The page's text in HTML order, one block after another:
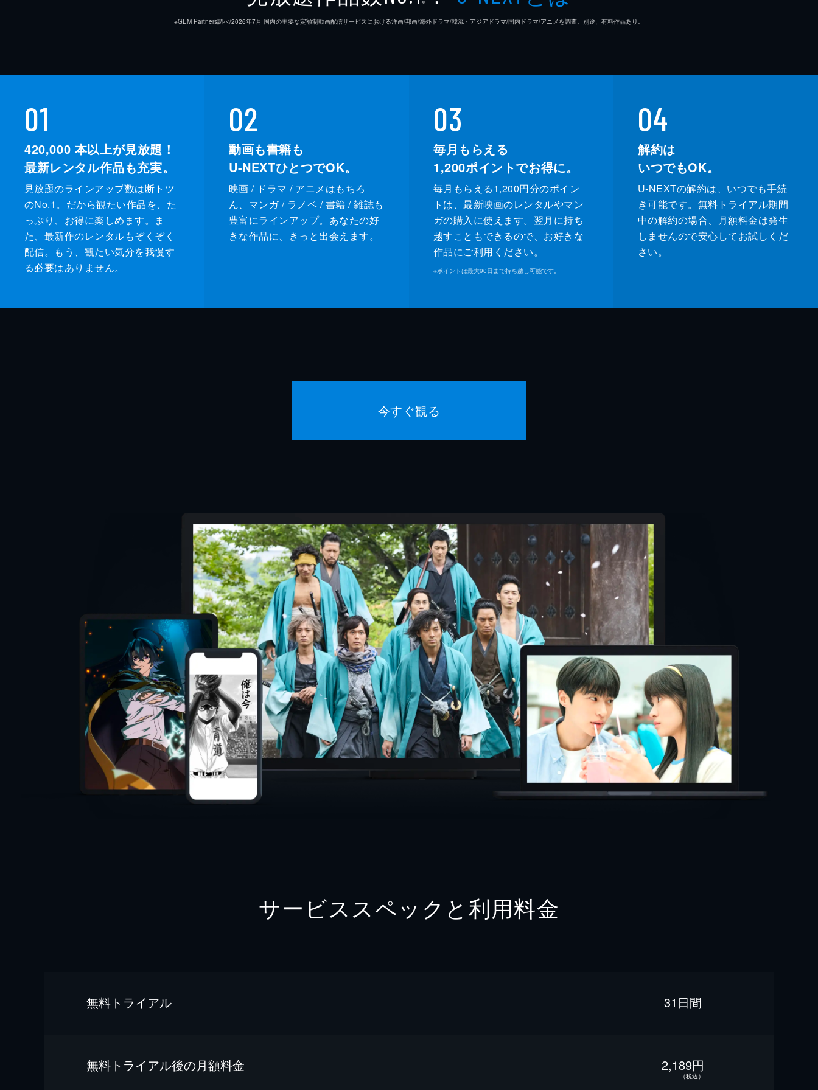
※GEM Partners調べ/2026年7⽉ 国内の主要な定額制動画配信サービスにおける洋画/邦画/海外ドラマ/韓流・アジアドラマ/国内ドラマ/アニメを調査。別途、有料作品あり。
01
420,000 本以上が見放題！
最新レンタル作品も充実。
見放題のラインアップ数は断トツ
のNo.1。だから観たい作品を、た
っぷり、お得に楽しめます。ま
た、最新作のレンタルもぞくぞく
配信。もう、観たい気分を我慢す
る必要はありません。
02
動画も書籍も
U-NEXTひとつでOK。
映画 / ドラマ / アニメはもちろ
ん、マンガ / ラノベ / 書籍 / 雑誌も
豊富にラインアップ。あなたの好
きな作品に、きっと出会えます。
03
毎月もらえる
1,200ポイントでお得に。
毎月もらえる1,200円分のポイン
トは、最新映画のレンタルやマン
ガの購入に使えます。翌月に持ち
越すこともできるので、お好きな
作品にご利用ください。
※ポイントは最大90日まで持ち越し可能です。
04
解約は
いつでもOK。
U-NEXTの解約は、いつでも手続
き可能です。無料トライアル期間
中の解約の場合、月額料金は発生
しませんので安心してお試しくだ
さい。
今すぐ観る
サービススペックと利用料金
無料トライアル 31日間
無料トライアル後の⽉額料金 2,189円
（税込）